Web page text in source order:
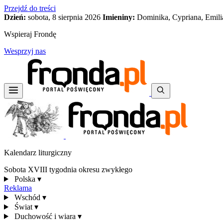
Przejdź do treści
Dzień: sobota, 8 sierpnia 2026 Imieniny: Dominika, Cypriana,
Wspieraj Frondę
Wesprzyj nas
Kalendarz liturgiczny
Sobota XVIII tygodnia okresu zwykłego
Polska ▾
Reklama
Wschód ▾
Świat ▾
Duchowość i wiara ▾